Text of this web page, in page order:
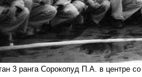
3 ранга Сорокопуд П.А. в центре